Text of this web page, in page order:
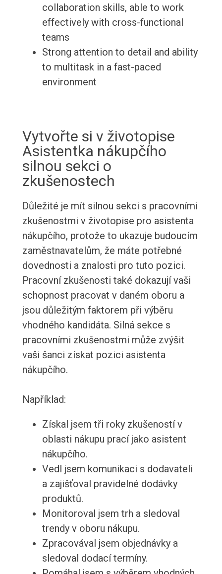
collaboration skills, able to work
effectively with cross-functional
teams
Strong attention to detail and ability
to multitask in a fast-paced
environment
Vytvořte si v životopise
Asistentka nákupčího
silnou sekci o
zkušenostech
Důležité je mít silnou sekci s pracovními
zkušenostmi v životopise pro asistenta
nákupčího, protože to ukazuje budoucím
zaměstnavatelům, že máte potřebné
dovednosti a znalosti pro tuto pozici.
Pracovní zkušenosti také dokazují vaši
schopnost pracovat v daném oboru a
jsou důležitým faktorem při výběru
vhodného kandidáta. Silná sekce s
pracovními zkušenostmi může zvýšit
vaši šanci získat pozici asistenta
nákupčího.
Například:
Získal jsem tři roky zkušeností v
oblasti nákupu prací jako asistent
nákupčího.
Vedl jsem komunikaci s dodavateli
a zajišťoval pravidelné dodávky
produktů.
Monitoroval jsem trh a sledoval
trendy v oboru nákupu.
Zpracovával jsem objednávky a
sledoval dodací termíny.